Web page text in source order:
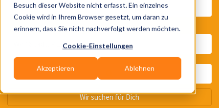
Besuch dieser Website nicht erfasst. Ein einzelnes
Cookie wird in Ihrem Browser gesetzt, um daran zu
erinnern, dass Sie nicht nachverfolgt werden möchten.
Cookie-Einstellungen
Akzeptieren Ablehnen
Wo? Stadt, PLZ, Ort
Wir suchen für Dich